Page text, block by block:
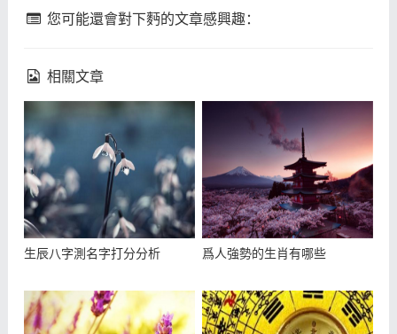
您可能還會對下麪的文章感興趣：
相關文章
生辰八字測名字打分分析 爲人強勢的生肖有哪些